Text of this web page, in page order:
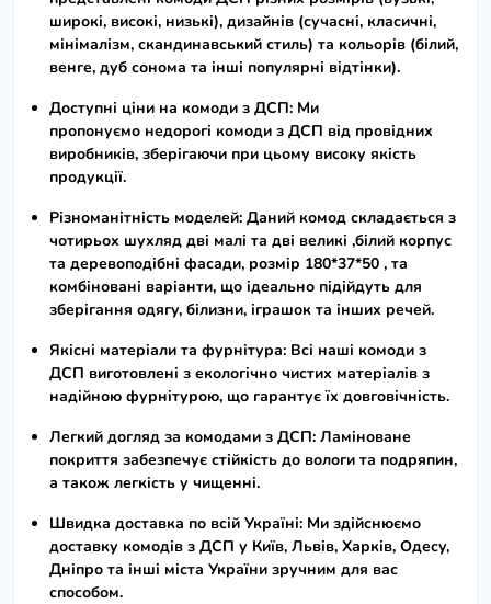
широкі, високі, низькі), дизайнів (сучасні, класичні,
мінімалізм, скандинавський стиль) та кольорів (білий,
венге, дуб сонома та інші популярні відтінки).
Доступні ціни на комоди з ДСП: Ми
пропонуємо недорогі комоди з ДСП від провідних
виробників, зберігаючи при цьому високу якість
продукції.
Різноманітність моделей: Даний комод складається з
чотирьох шухляд дві малі та дві великі ,білий корпус
та деревоподібні фасади, розмір 180*37*50 , та
комбіновані варіанти, що ідеально підійдуть для
зберігання одягу, білизни, іграшок та інших речей.
Якісні матеріали та фурнітура: Всі наші комоди з
ДСП виготовлені з екологічно чистих матеріалів з
надійною фурнітурою, що гарантує їх довговічність.
Легкий догляд за комодами з ДСП: Ламіноване
покриття забезпечує стійкість до вологи та подряпин,
а також легкість у чищенні.
Швидка доставка по всій Україні: Ми здійснюємо
доставку комодів з ДСП у Київ, Львів, Харків, Одесу,
Дніпро та інші міста України зручним для вас
способом.